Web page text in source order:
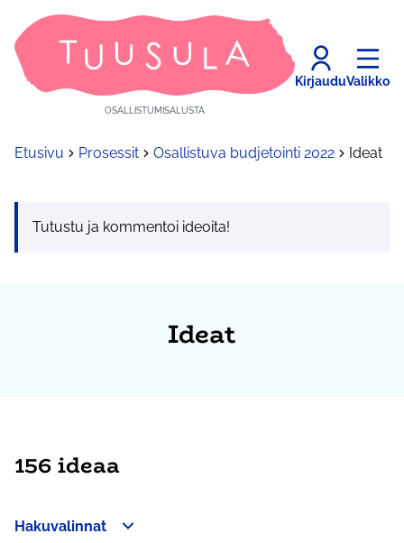
OSALLISTUMISALUSTA
KirjauduValikko
Etusivu Prosessit Osallistuva budjetointi 2022 Ideat
Tutustu ja kommentoi ideoita!
Ideat
156 ideaa
Hakuvalinnat